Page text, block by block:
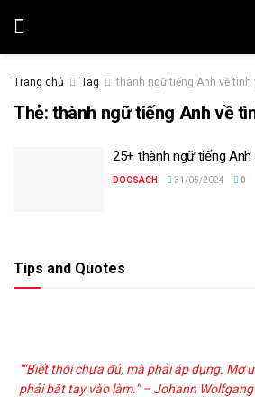
Trang chủ Tag thành ngữ tiếng Anh về tình
Thẻ:thành ngữ tiếng Anh về
25+ thành ngữ tiếng Anh
DOCSACH 31/05/2024 0
Tips and Quotes
"“Biết thôi chưa đủ, mà phải áp dụng. Mơ
phải bắt tay vào làm.” – Johann